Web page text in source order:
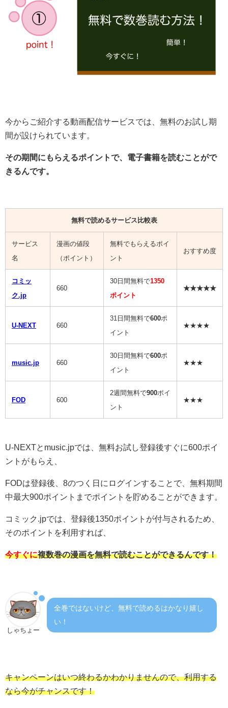
今からご紹介する動画配信サービスでは、無料のお試し期
間が設けられています。
その期間にもらえるポイントで、電子書籍を読むことがで
きるんです。
無料で読めるサービス比較表
サービス
名
漫画の値段
（ポイント）
無料でもらえるポイ
ント
おすすめ度
コミッ
ク.jp
660
30日間無料で1350
ポイント
★★★★★
U-NEXT 660
31日間無料で600ポ
イント
★★★★
music.jp 660
30日間無料で600ポ
イント
★★★
FOD 600
2週間無料で900ポイ
ント
★★★
U-NEXTとmusic.jpでは、無料お試し登録後すぐに600ポイ
ントがもらえ、
FODは登録後、8のつく日にログインすることで、無料期間
中最大900ポイントまでポイントを貯めることができます。
コミック.jpでは、登録後1350ポイントが付与されるため、
そのポイントを利用すれば、
今すぐに複数巻の漫画を無料で読むことができるんです！
しゃちょー
全巻ではないけど、無料で読めるはかなり嬉し
い！
キャンペーンはいつ終わるかわかりませんので、利用する
なら今がチャンスです！